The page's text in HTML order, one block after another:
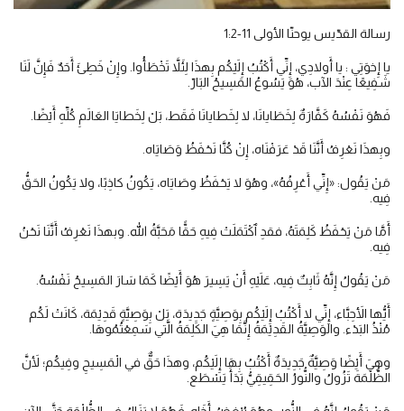
رسالة القدّيس يوحنّا الأولى 11-1:2
يا إِخوَتِي : يا أَولادِي، إِنِّي أَكْتُبُ إِلَيْكُم بِهذَا لِئَلاَّ تَخْطَأُوا. وإِنْ خَطِئَ أَحَدٌ فَإِنَّ لَنَا
شَفِيعًا عِنْدَ الآب، هُوَ يَسُوعُ المَسِيحُ البَارّ.
فَهُوَ نَفْسُهُ كَفَّارَةٌ لِخَطَايانَا، لا لِخَطايانَا فَقَط، بَلْ لِخَطايَا العَالَمِ كُلِّهِ أَيْضًا.
وبِهذَا نَعْرِفُ أَنَّنَا قَدْ عَرَفْنَاه، إِنْ كُنَّا نَحْفَظُ وَصَايَاه.
مَنْ يَقُول: «إِنِّي أَعْرِفُهُ»، وهُوَ لا يَحْفَظُ وصَايَاه، يَكُونُ كاذِبًا، ولا يَكُونُ الحَقُّ
فِيه.
أَمَّا مَنْ يَحْفَظُ كَلِمَتَهُ، فقدِ ٱكْتَمَلَتْ فِيهِ حَقًّا مَحَبَّةُ الله. وبهذَا نَعْرِفُ أَنَّنَا نَحْنُ
فِيه.
مَنْ يَقُولُ إِنَّهُ ثَابِتٌ فِيه، عَلَيْهِ أَنْ يَسِيرَ هُوَ أَيْضًا كَمَا سَارَ المَسِيحُ نَفْسُهُ.
أَيُّها الأَحِبَّاء، إِنِّي لا أَكْتُبُ إِلَيْكُم بِوَصِيَّةٍ جَدِيدَة، بَلْ بِوَصِيَّةٍ قَدِيْمَة، كَانَتْ لَكُم
مُنْذُ البَدْء. والوَصِيَّةُ القَدِيْمَةُ إِنَّمَا هِيَ الكَلِمَةُ الَّتي سَمِعْتُمُوهَا.
وهِيَ أَيْضًا وَصِيَّةٌ جَدِيدَةٌ أَكْتُبُ بِهَا إِلَيْكُم، وهذَا حَقٌّ في الْمَسِيحِ وفِيكُم؛ لأَنَّ
الظُّلْمَةَ تَزُولُ والنُّورُ الحَقِيقِيُّ بَدَأَ يَسْطَع.